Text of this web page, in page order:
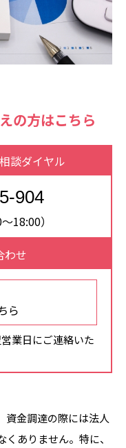
の方はこちら
談ダイヤル
904
18:00）
わせ
ら
業日にご連絡いた
資金調達の際には法人
ありません。特に、